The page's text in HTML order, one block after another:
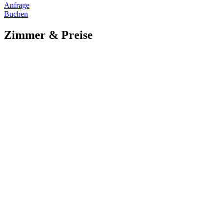
Anfrage
Buchen
Zimmer & Preise